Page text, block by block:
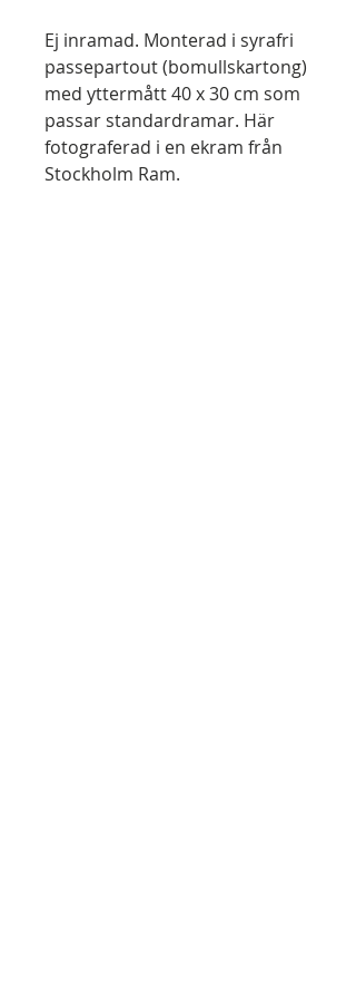
Ej inramad. Monterad i syrafri
passepartout (bomullskartong)
med yttermått 40 x 30 cm som
passar standardramar. Här
fotograferad i en ekram från
Stockholm Ram.